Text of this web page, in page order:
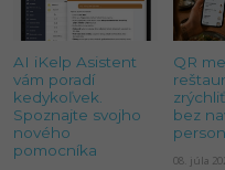
AI iKelp Asistent
vám poradí
kedykoľvek.
Spoznajte svojho
nového
pomocníka
QR
bez
08. júla